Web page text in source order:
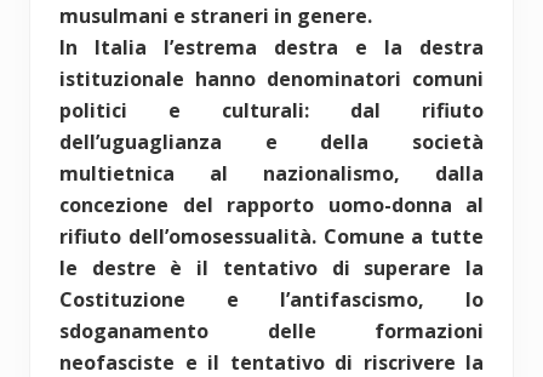
musulmani e straneri in genere.
In Italia l’estrema destra e la destra
istituzionale hanno denominatori comuni
politici e culturali: dal rifiuto
dell’uguaglianza e della società
multietnica al nazionalismo, dalla
concezione del rapporto uomo-donna al
rifiuto dell’omosessualità. Comune a tutte
le destre è il tentativo di superare la
Costituzione e l’antifascismo, lo
sdoganamento delle formazioni
neofasciste e il tentativo di riscrivere la